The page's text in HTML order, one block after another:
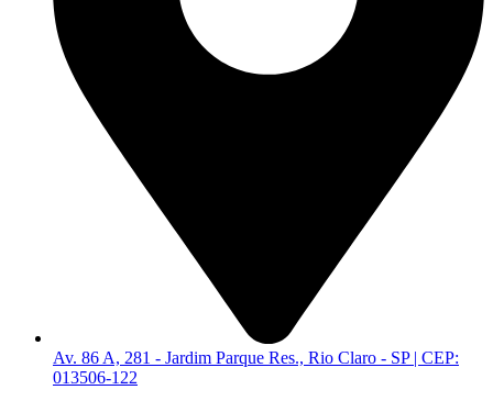
Av. 86 A, 281 - Jardim Parque Res., Rio Claro - SP | CEP:
013506-122